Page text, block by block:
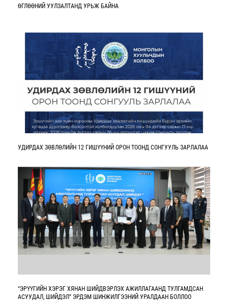
ӨГЛӨӨНИЙ УУЛЗАЛТАНД УРЬЖ БАЙНА
УДИРДАХ ЗӨВЛӨЛИЙН 12 ГИШҮҮНИЙ ОРОН ТООНД СОНГУУЛЬ ЗАРЛАЛАА
“ЭРҮҮГИЙН ХЭРЭГ ХЯНАН ШИЙДВЭРЛЭХ АЖИЛЛАГААНД ТУЛГАМДСАН
АСУУДАЛ, ШИЙДЭЛ” ЭРДЭМ ШИНЖИЛГЭЭНИЙ УРАЛДААН БОЛЛОО